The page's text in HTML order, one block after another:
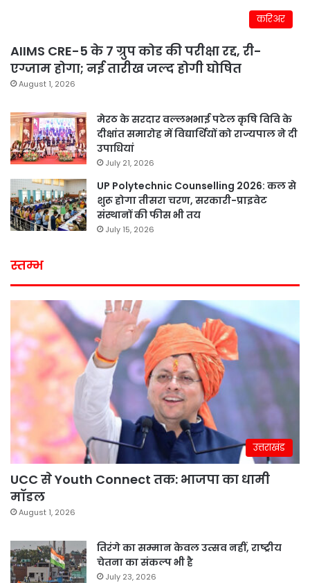
करिअर
AIIMS CRE-5 के 7 ग्रुप कोड की परीक्षा रद्द, री-
एग्जाम होगा; नई तारीख जल्द होगी घोषित
August 1, 2026
मेरठ के सरदार वल्लभभाई पटेल कृषि विवि के
दीक्षांत समारोह में विद्यार्थियों को राज्यपाल ने दी
उपाधियां
July 21, 2026
UP Polytechnic Counselling 2026: कल से
शुरू होगा तीसरा चरण, सरकारी-प्राइवेट
संस्थानों की फीस भी तय
July 15, 2026
स्तम्भ
उत्तराखंड
UCC से Youth Connect तक: भाजपा का धामी
मॉडल
August 1, 2026
तिरंगे का सम्मान केवल उत्सव नहीं, राष्ट्रीय
चेतना का संकल्प भी है
July 23, 2026